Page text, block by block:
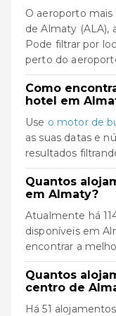
O aeroporto
de Almaty (ALA),
Pode filtrar por
perto do
Como
hotel em
Use o motor de
as suas datas e
resultados
Quantos
em Almaty?
Atualmente há
disponíveis em
encontrar a
Quantos
centro de
Há 51